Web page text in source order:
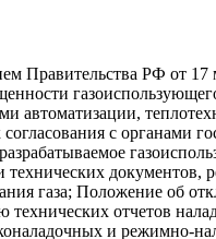
Правительства РФ от
автоматизации,
с органами
документов,
газа; Положение об
технических отчетов
и режимно-